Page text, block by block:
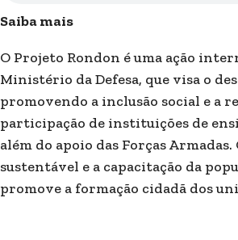
Saiba mais
O Projeto Rondon é uma ação
Ministério da Defesa, que visa o
promovendo a inclusão social e a
participação de instituições de
além do apoio das Forças
sustentável e a capacitação da
promove a formação cidadã dos